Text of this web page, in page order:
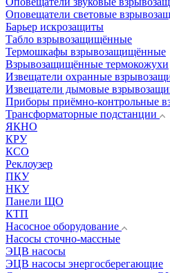
Оповещатели световые
Барьер искрозащиты
Табло взрывозащищённые
Термошкафы взрывозащищённые
Взрывозащищённые термокожухи
Извещатели охранные
Извещатели дымовые
Приборы приёмно-контрольные
Трансформаторные подстанции
ЯКНО
КРУ
КСО
Реклоузер
ПКУ
НКУ
Панели ЩО
КТП
Насосное оборудование
Насосы сточно-массные
ЭЦВ насосы
ЭЦВ насосы энергосберегающие